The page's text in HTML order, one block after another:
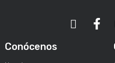
Conócenos